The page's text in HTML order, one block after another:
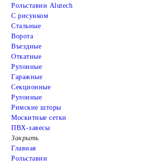
Рольставни Alutech
С рисунком
Стальные
Ворота
Въездные
Откатные
Рулонные
Гаражные
Cекционные
Рулонные
Римские шторы
Москитные сетки
ПВХ-завесы
Закрыть
Главная
Рольставни